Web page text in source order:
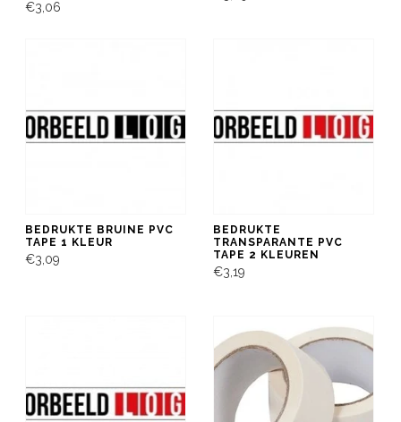
€3,06
BEDRUKTE BRUINE PVC
TAPE 1 KLEUR
€3,09
BEDRUKTE
TRANSPARANTE PVC
TAPE 2 KLEUREN
€3,19